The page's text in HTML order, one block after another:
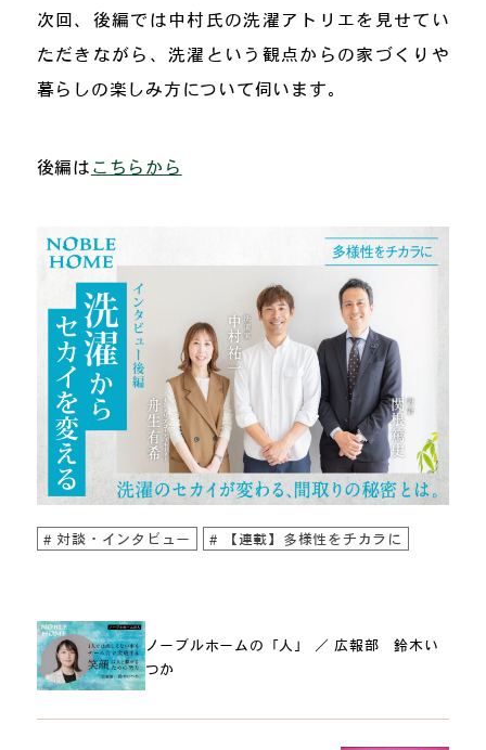
次回、後編では中村氏の洗濯アトリエを見せてい
ただきながら、洗濯という観点からの家づくりや
暮らしの楽しみ方について伺います。
後編は こちらから
対談・インタビュー 【連載】多様性をチカラに
ノーブルホームの「人」 ／ 広報部 鈴木い
つか